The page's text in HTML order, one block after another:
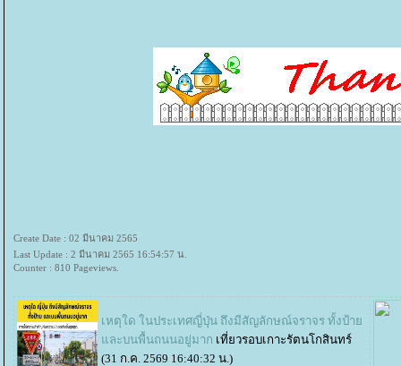
Create Date : 02 มีนาคม 2565
Last Update : 2 มีนาคม 2565 16:54:57 น.
Counter : 810 Pageviews.
เหตุใด ในประเทศญี่ปุ่น ถึงมีสัญลักษณ์จราจร ทั้งป้า
ละบนพื้นถนนอยู่มาก เที่ยวรอบเกาะรัตนโกสินทร์
(31 ก.ค. 2569 16:40:32 น.)